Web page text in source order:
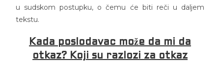
u sudskom postupku, o čemu će biti reči u daljem
tekstu.
Kada poslodavac može da mi da
otkaz? Koji su razlozi za otkaz